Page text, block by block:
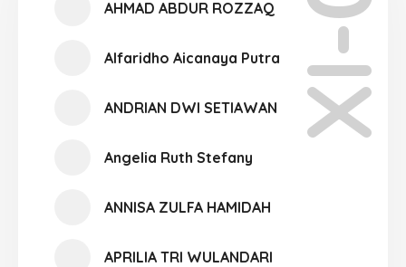
AHMAD ABDUR ROZZAQ
Alfaridho Aicanaya Putra
ANDRIAN DWI SETIAWAN
Angelia Ruth Stefany
ANNISA ZULFA HAMIDAH
APRILIA TRI WULANDARI